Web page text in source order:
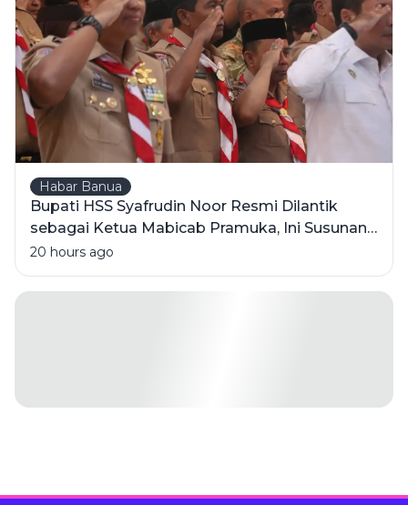
Habar Banua
Bupati HSS Syafrudin Noor Resmi Dilantik
sebagai Ketua Mabicab Pramuka, Ini Susunan
Pengurus 2025-2030
20 hours ago